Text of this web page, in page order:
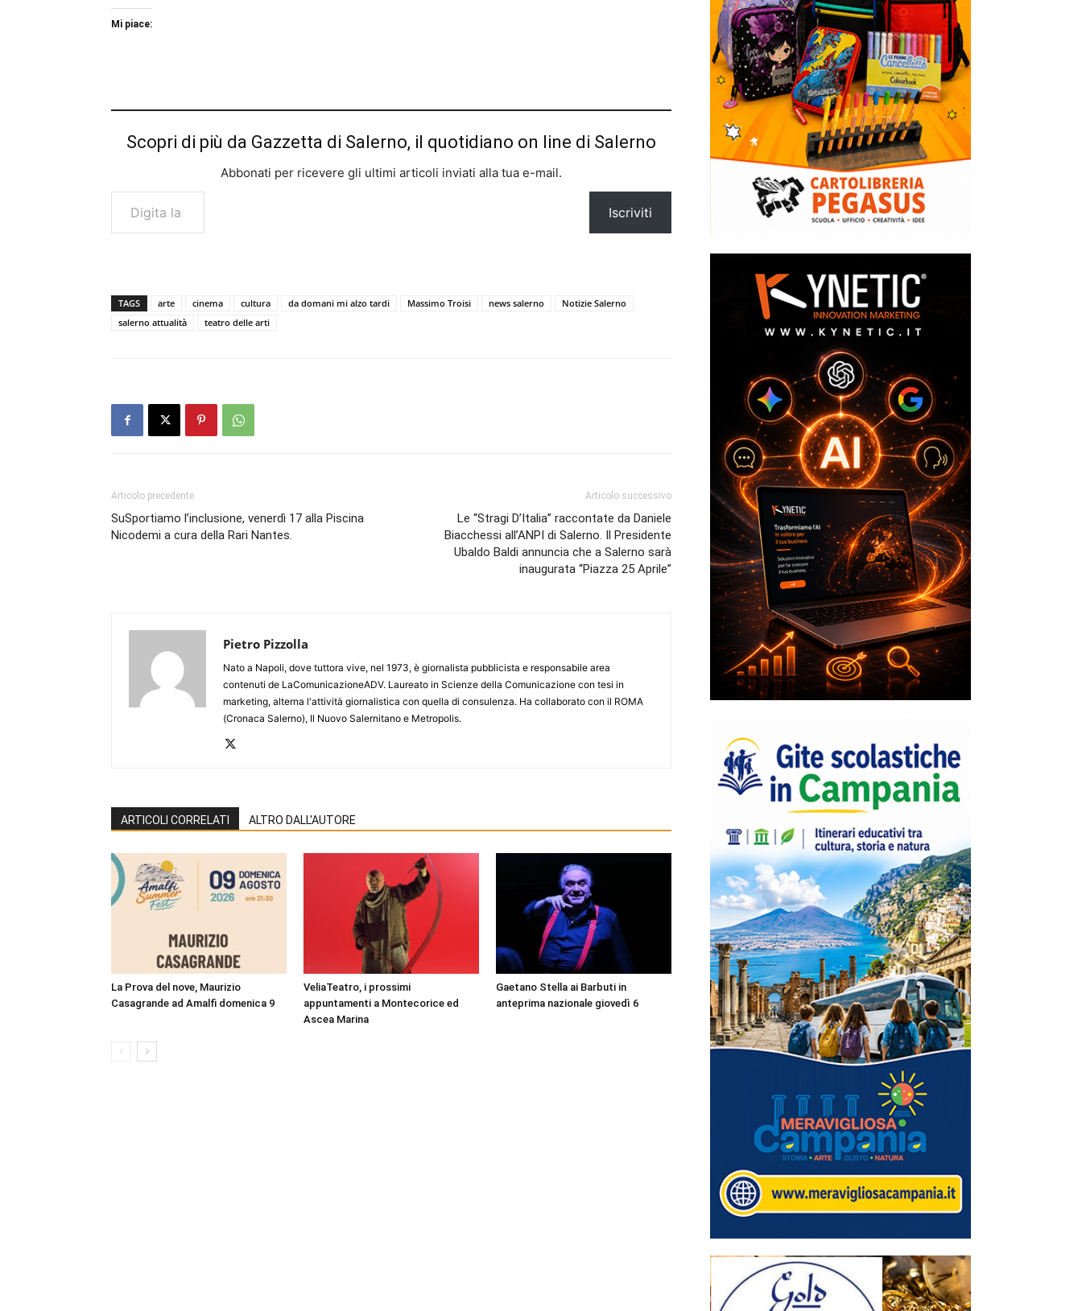
Mi piace:
Scopri di più da Gazzetta di Salerno, il quotidiano on line di Salerno
Abbonati per ricevere gli ultimi articoli inviati alla tua e-mail.
Digita la tua e-mail...
Iscriviti
TAGS arte cinema cultura da domani mi alzo tardi Massimo Troisi news salerno
Notizie Salerno
salerno attualità
teatro delle arti
Articolo precedente
SuSportiamo l’inclusione, venerdì 17 alla Piscina
Nicodemi a cura della Rari Nantes.
Articolo successivo
Le “Stragi D’Italia” raccontate da Daniele
Biacchessi all’ANPI di Salerno. Il Presidente
Ubaldo Baldi annuncia che a Salerno sarà
inaugurata “Piazza 25 Aprile”
Pietro Pizzolla
Nato a Napoli, dove tuttora vive, nel 1973, è giornalista pubblicista e responsabile area
contenuti de LaComunicazioneADV. Laureato in Scienze della Comunicazione con tesi in
marketing, alterna l'attività giornalistica con quella di consulenza. Ha collaborato con il ROMA
(Cronaca Salerno), Il Nuovo Salernitano e Metropolis.
ARTICOLI CORRELATI ALTRO DALL'AUTORE
La Prova del nove, Maurizio
Casagrande ad Amalfi domenica 9
VeliaTeatro, i prossimi
appuntamenti a Montecorice ed
Ascea Marina
Gaetano Stella ai Barbuti in
anteprima nazionale giovedì 6